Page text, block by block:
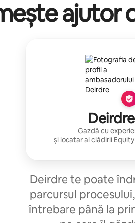
ajutor
Deirdre
Gazdă cu
și locatar al clădirii
Deirdre te poate
parcursul
întrebare până la